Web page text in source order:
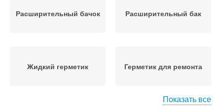
Расширительный бачок Расширительный бак
Жидкий герметик Герметик для ремонта
Показать все